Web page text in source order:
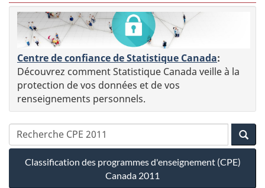
Centre de confiance de Statistique Canada:
Découvrez comment Statistique Canada veille à la
protection de vos données et de vos
renseignements personnels.
Classification des programmes d'enseignement (CPE)
Canada 2011